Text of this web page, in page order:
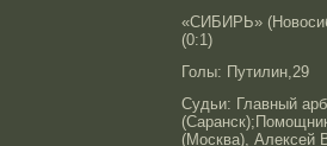
«СИБИРЬ»
(0:1)
Голы: Путилин,29
Судьи: Главный
(Москва), Алексей